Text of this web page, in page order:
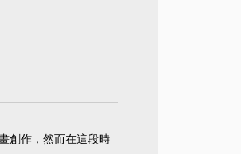
創作，然而在這段時